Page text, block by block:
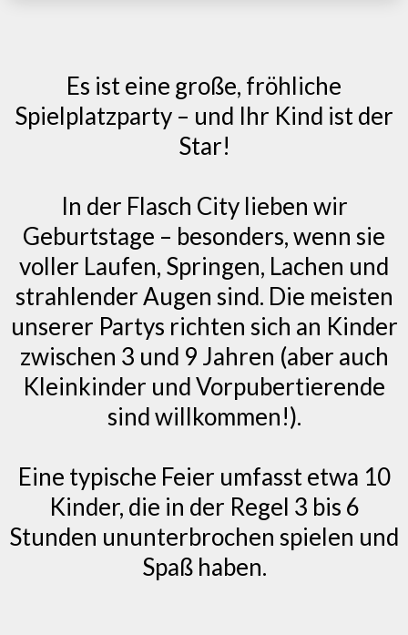
Es ist eine große, fröhliche
Spielplatzparty – und Ihr Kind ist der
Star!
In der Flasch City lieben wir
Geburtstage – besonders, wenn sie
voller Laufen, Springen, Lachen und
strahlender Augen sind. Die meisten
unserer Partys richten sich an Kinder
zwischen 3 und 9 Jahren (aber auch
Kleinkinder und Vorpubertierende
sind willkommen!).
Eine typische Feier umfasst etwa 10
Kinder, die in der Regel 3 bis 6
Stunden ununterbrochen spielen und
Spaß haben.